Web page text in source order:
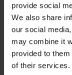
provide social
We also share
our social
may combine it
provided to
of their services.